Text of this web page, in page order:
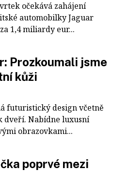
očekává zahájení
automobilky Jaguar
1,4 miliardy eur...
Prozkoumali jsme
kůži
futuristický design včetně
dveří. Nabídne luxusní
obrazovkami...
poprvé mezi